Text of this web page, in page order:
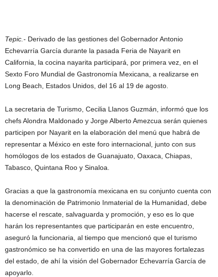
Tepic.- Derivado de las gestiones del Gobernador Antonio
Echevarría García durante la pasada Feria de Nayarit en
California, la cocina nayarita participará, por primera vez, en el
Sexto Foro Mundial de Gastronomía Mexicana, a realizarse en
Long Beach, Estados Unidos, del 16 al 19 de agosto.
La secretaria de Turismo, Cecilia Llanos Guzmán, informó que los
chefs Alondra Maldonado y Jorge Alberto Amezcua serán quienes
participen por Nayarit en la elaboración del menú que habrá de
representar a México en este foro internacional, junto con sus
homólogos de los estados de Guanajuato, Oaxaca, Chiapas,
Tabasco, Quintana Roo y Sinaloa.
Gracias a que la gastronomía mexicana en su conjunto cuenta con
la denominación de Patrimonio Inmaterial de la Humanidad, debe
hacerse el rescate, salvaguarda y promoción, y eso es lo que
harán los representantes que participarán en este encuentro,
aseguró la funcionaria, al tiempo que mencionó que el turismo
gastronómico se ha convertido en una de las mayores fortalezas
del estado, de ahí la visión del Gobernador Echevarría García de
apoyarlo.